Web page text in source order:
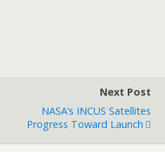
Next Post
NASA’s INCUS Satellites
Progress Toward Launch